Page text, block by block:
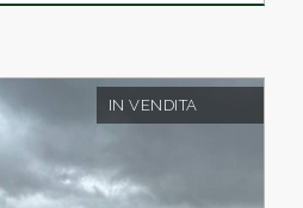
doppio vetroeinferiate,
un
di impianto elettrico
IN VENDITA